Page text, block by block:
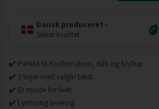
Dansk produceret •
Sikker kvalitet
✔️ Perfekt til Konfirmation, dåb og bryllup
✔️ 2 linjer med valgfri tekst
✔️ Et minde for livet
✔️ Lynhurtig levering